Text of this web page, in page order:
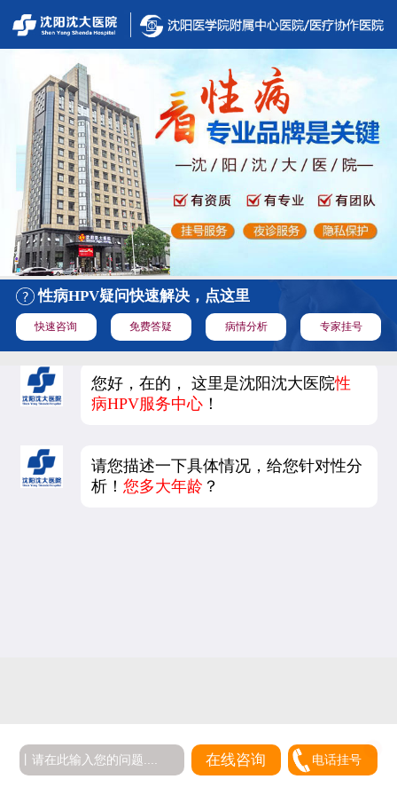
性病HPV疑问快速解决，点这里
快速咨询 免费答疑 病情分析 专家挂号
您好，在的， 这里是沈阳沈大医院性
病HPV服务中心 ！
请您描述一下具体情况，给您针对性分
析！您多大年龄 ？
在线咨询 电话挂号